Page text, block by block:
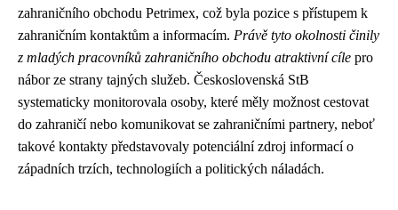
zahraničního obchodu Petrimex, což byla pozice s přístupem k
zahraničním kontaktům a informacím. Právě tyto okolnosti činily
z mladých pracovníků zahraničního obchodu atraktivní cíle pro
nábor ze strany tajných služeb. Československá StB
systematicky monitorovala osoby, které měly možnost cestovat
do zahraničí nebo komunikovat se zahraničními partnery, neboť
takové kontakty představovaly potenciální zdroj informací o
západních trzích, technologiích a politických náladách.